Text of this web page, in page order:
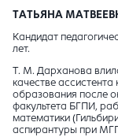
ТАТЬЯНА
Кандидат
лет.
Т. М. Дарханова
качестве
образования после
факультета БГПИ,
математики
аспирантуры при